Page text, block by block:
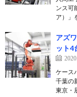
ンス可
ア）」
アズ
ット4
ケース
千葉の
東京・